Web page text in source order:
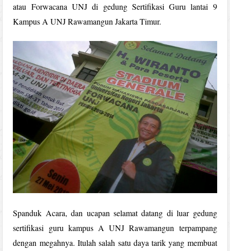
atau Forwacana UNJ di gedung Sertifikasi Guru lantai 9
Kampus A UNJ Rawamangun Jakarta Timur.
Spanduk Acara, dan ucapan selamat datang di luar gedung
sertifikasi guru kampus A UNJ Rawamangun terpampang
dengan megahnya. Itulah salah satu daya tarik yang membuat